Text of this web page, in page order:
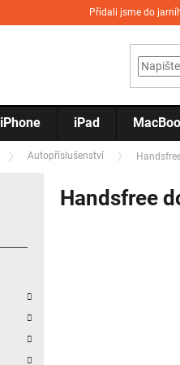
Přidali jsme do
iPhone iPad
Autopříslušenství
Handsfree